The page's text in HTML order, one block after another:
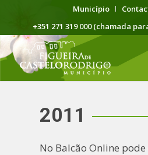
Município
+351 271 319 000 (chamada
2011
No Balcão Online